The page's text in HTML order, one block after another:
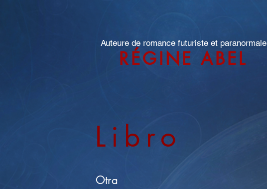
Auteure de romance futuriste et paranormale
RÉGINE ABEL
Libro
Otra